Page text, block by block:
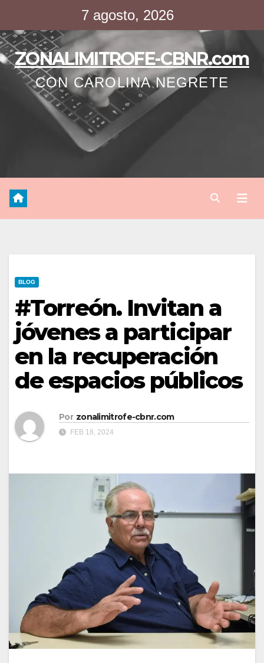
contenido
7 agosto, 2026
ZONALIMITROFE-CBNR.com
CON CAROLINA NEGRETE
BLOG
#Torreón. Invitan a
jóvenes a participar
en la recuperación
de espacios públicos
Por zonalimitrofe-cbnr.com
FEB 18, 2024